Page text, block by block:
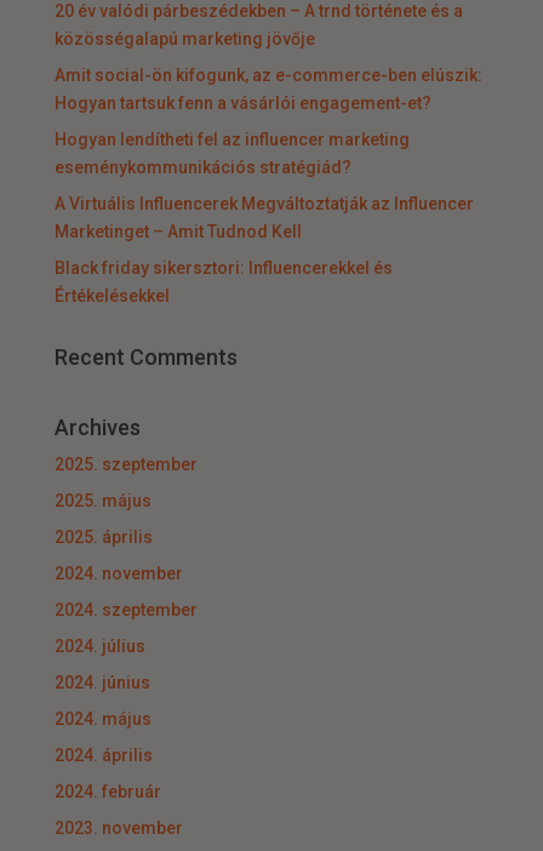
20 év valódi párbeszédekben – A trnd története és a
közösségalapú marketing jövője
Amit social-ön kifogunk, az e-commerce-ben elúszik:
Hogyan tartsuk fenn a vásárlói engagement-et?
Hogyan lendítheti fel az influencer marketing
eseménykommunikációs stratégiád?
A Virtuális Influencerek Megváltoztatják az Influencer
Marketinget – Amit Tudnod Kell
Black friday sikersztori: Influencerekkel és
Értékelésekkel
Recent Comments
Archives
2025. szeptember
2025. május
2025. április
2024. november
2024. szeptember
2024. július
2024. június
2024. május
2024. április
2024. február
2023. november